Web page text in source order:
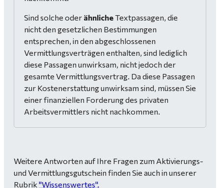
Sind solche oder ähnlicheTextpassagen, die
nicht den gesetzlichen Bestimmungen
entsprechen, in den abgeschlossenen
Vermittlungsverträgen enthalten, sind lediglich
diese Passagen unwirksam, nicht jedoch der
gesamte Vermittlungsvertrag. Da diese Passagen
zur Kostenerstattung unwirksam sind, müssen Sie
einer finanziellen Forderung des privaten
Arbeitsvermittlers nicht nachkommen.
Weitere Antworten auf Ihre Fragen zum Aktivierungs-
und Vermittlungsgutschein finden Sie auch in unserer
Rubrik"Wissenswertes".